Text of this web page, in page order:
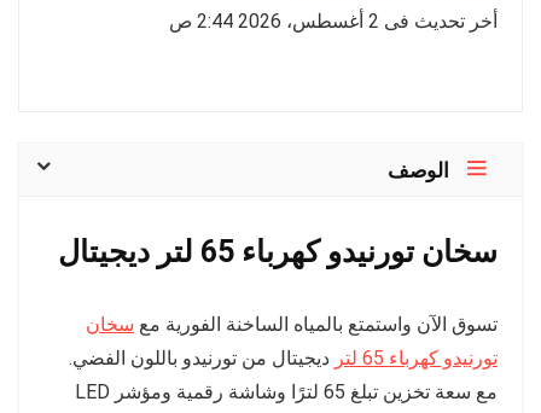
أخر تحديث فى 2 أغسطس، 2026 2:44 ص
الوصف
سخان تورنيدو كهرباء 65 لتر ديجيتال
تسوق الآن واستمتع بالمياه الساخنة الفورية مع سخان
تورنيدو كهرباء 65 لتر
ديجيتال من تورنيدو باللون الفضي.
مع سعة تخزين تبلغ 65 لترًا وشاشة رقمية ومؤشر LED